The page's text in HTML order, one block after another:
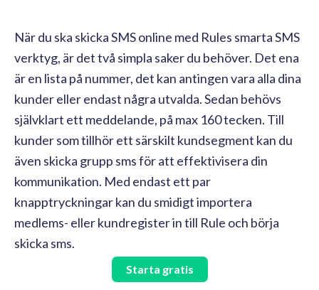
När du ska skicka SMS online med Rules smarta SMS
verktyg, är det två simpla saker du behöver. Det ena
är en lista på nummer, det kan antingen vara alla dina
kunder eller endast några utvalda. Sedan behövs
självklart ett meddelande, på max 160 tecken. Till
kunder som tillhör ett särskilt kundsegment kan du
även skicka grupp sms för att effektivisera din
kommunikation. Med endast ett par
knapptryckningar kan du smidigt importera
medlems- eller kundregister in till Rule och börja
skicka sms.
Starta gratis